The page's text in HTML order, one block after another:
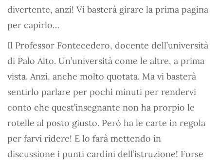
divertente, anzi! Vi basterà girare la prima pagina
per capirlo…
Il Professor Fontecedero, docente dell’università
di Palo Alto. Un’università come le altre, a prima
vista. Anzi, anche molto quotata. Ma vi basterà
sentirlo parlare per pochi minuti per rendervi
conto che quest’insegnante non ha prorpio le
rotelle al posto giusto. Però ha le carte in regola
per farvi ridere! E lo farà mettendo in
discussione i punti cardini dell’istruzione! Forse